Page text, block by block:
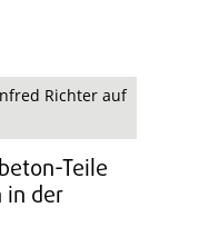
Richter auf
Teile
in der